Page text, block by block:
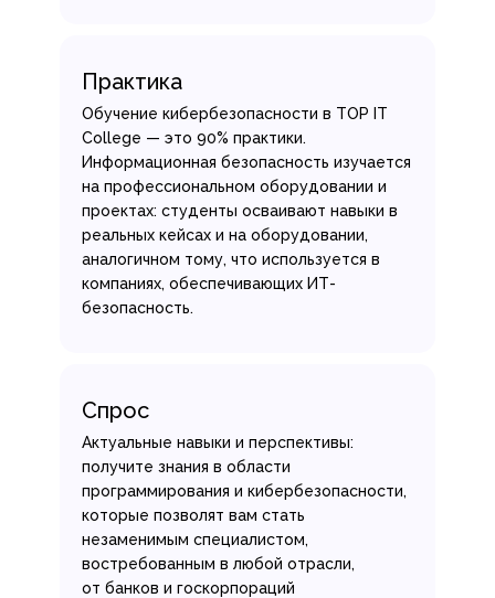
Практика
Обучение кибербезопасности в TOP IT
College — это 90% практики.
Информационная безопасность изучается
на профессиональном оборудовании и
проектах: студенты осваивают навыки в
реальных кейсах и на оборудовании,
аналогичном тому, что используется в
компаниях, обеспечивающих ИТ-
безопасность.
Актуальные навыки и перспективы:
получите знания в области
программирования и кибербезопасности,
которые позволят вам стать
незаменимым специалистом,
востребованным в любой отрасли,
от банков и госкорпораций
Спрос